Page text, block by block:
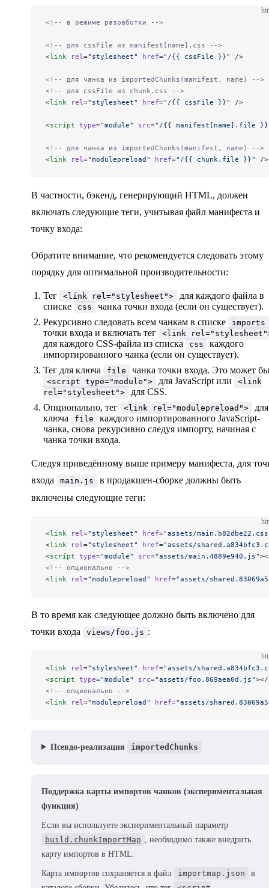
<!-- в режиме разработки -->
<!-- для cssFile из manifest[name].css -->
<link rel="stylesheet" href="/{{ cssFile }}" />
<!-- для чанка из importedChunks(manifest, name) -->
<!-- для cssFile из chunk.css -->
<link rel="stylesheet" href="/{{ cssFile }}" />
<script type="module" src="/{{ manifest[name].file
<!-- для чанка из importedChunks(manifest, name) -->
<link rel="modulepreload" href="/{{ chunk.file }}" />
В частности, бэкенд, генерирующий HTML, должен
включать следующие теги, учитывая файл манифеста и
точку входа:
Обратите внимание, что рекомендуется следовать этому
порядку для оптимальной производительности:
Тег <link rel="stylesheet">
для каждого файла в
списке
css
чанка точки входа (если он существует).
Рекурсивно следовать всем чанкам в списке
imports
точки входа и включать тег <link
для каждого CSS-файла из списка css
каждого
импортированного чанка (если он существует).
Тег для ключа
file чанка точки входа. Это может
<script type="module"> для JavaScript или
<link
rel="stylesheet">
для CSS.
Опционально, тег
<link rel="modulepreload">
для
ключа
file
каждого импортированного JavaScript-
чанка, снова рекурсивно следуя импорту, начиная с
чанка точки входа.
Следуя приведённому выше примеру манифеста, для
входа
main.js
в продакшен-сборке должны быть
включены следующие теги:
<link rel="stylesheet" href="assets/
<link rel="stylesheet" href="assets/
<script type="module" src="assets/main.4889e940.js"
<!-- опционально -->
<link rel="modulepreload" href="assets/
В то время как следующее должно быть включено для
точки входа
views/foo.js :
<link rel="stylesheet" href="assets/
<script type="module" src="assets/foo.869aea0d.js"></
<!-- опционально -->
<link rel="modulepreload" href="assets/
Псевдо-реализация importedChunks
Поддержка карты импортов чанков (экспериментальная
функция)
Если вы используете экспериментальный параметр
build.chunkImportMap
, необходимо также внедрить
карту импортов в HTML.
Карта импортов сохраняется в файл importmap.json
в